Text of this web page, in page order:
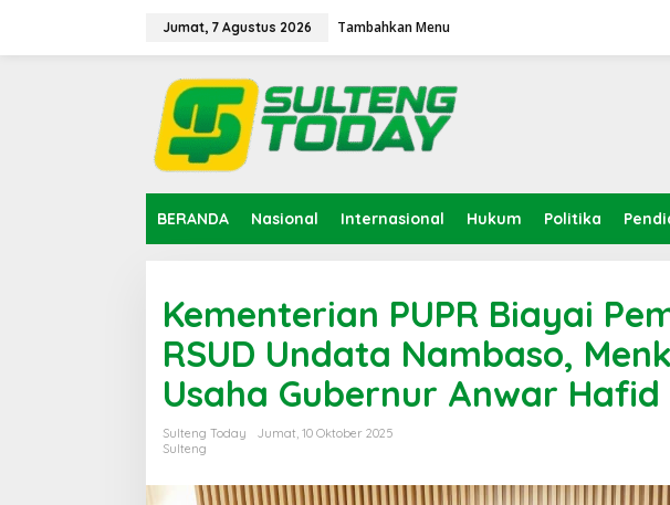
Jumat, 7 Agustus 2026 Tambahkan Menu
BERANDA Nasional Internasional Hukum Politika
Kementerian PUPR Biayai
RSUD Undata Nambaso,
Usaha Gubernur Anwar Hafid
Sulteng Today
Jumat, 10 Oktober 2025
Sulteng